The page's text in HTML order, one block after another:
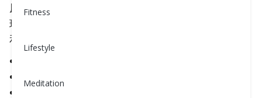
Fitness
Lifestyle
Meditation
尿病。雖然1型糖尿病通常在兒童或青少年時期出
現，但它也可以在成年人中發展。1型糖尿病的徵兆
和症狀通常出現得很快，並包括：
頻繁排尿